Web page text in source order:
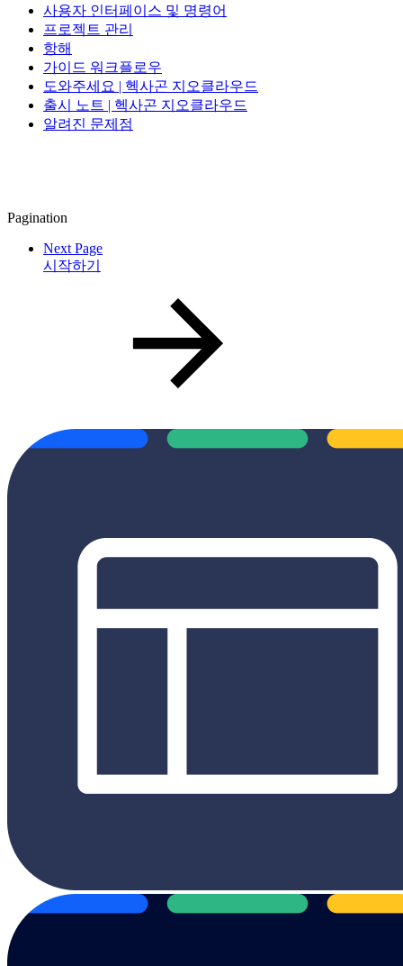
사용자 인터페이스 및 명령어
프로젝트 관리
항해
가이드 워크플로우
도와주세요 | 헥사곤 지오클라우드
출시 노트 | 헥사곤 지오클라우드
알려진 문제점
Pagination
Next Page
시작하기